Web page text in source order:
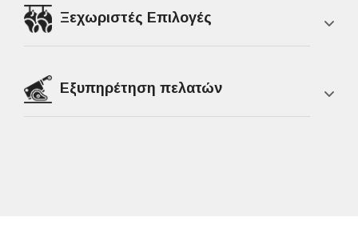
Ξεχωριστές Επιλογές
Εξυπηρέτηση πελατών